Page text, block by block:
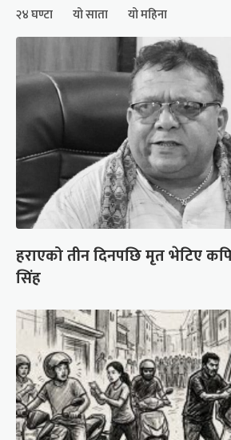
२४ घण्टा यो साता यो महिना
हराएको तीन दिनपछि मृत भेटिए
सिंह